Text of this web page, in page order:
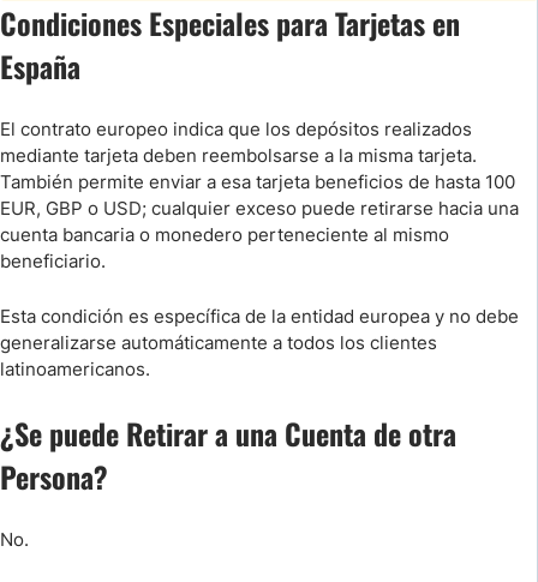
Condiciones Especiales para Tarjetas en
España
El contrato europeo indica que los depósitos realizados
mediante tarjeta deben reembolsarse a la misma tarjeta.
También permite enviar a esa tarjeta beneficios de hasta 100
EUR, GBP o USD; cualquier exceso puede retirarse hacia una
cuenta bancaria o monedero perteneciente al mismo
beneficiario.
Esta condición es específica de la entidad europea y no debe
generalizarse automáticamente a todos los clientes
latinoamericanos.
¿Se puede Retirar a una Cuenta de otra
Persona?
No.